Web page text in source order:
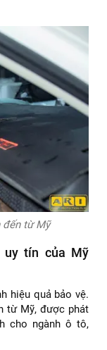
đến từ Mỹ
uy tín của Mỹ
hiệu quả bảo vệ.
từ Mỹ, được phát
cho ngành ô tô,